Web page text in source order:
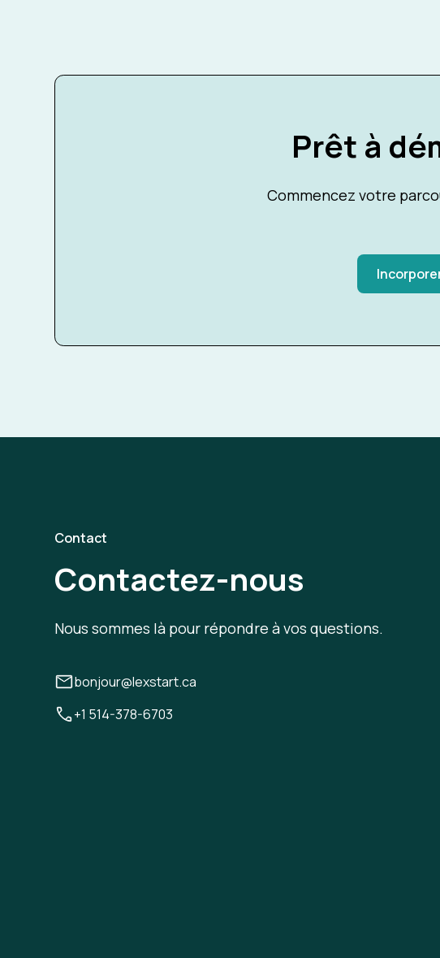
Prêt à
Commencez votre
Contact
Contactez-nous
Nous sommes là pour répondre à vos questions.
bonjour@lexstart.ca
+1 514-378-6703